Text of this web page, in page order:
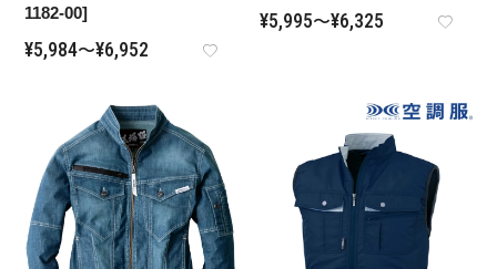
1182-00]
¥5,984〜¥6,952
¥5,995〜¥6,325